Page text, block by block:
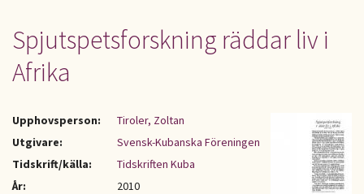
Spjutspetsforskning räddar liv i
Afrika
Upphovsperson:
Tiroler, Zoltan
Utgivare:
Svensk-Kubanska Föreningen
Tidskrift/källa:
Tidskriften Kuba
År:
2010